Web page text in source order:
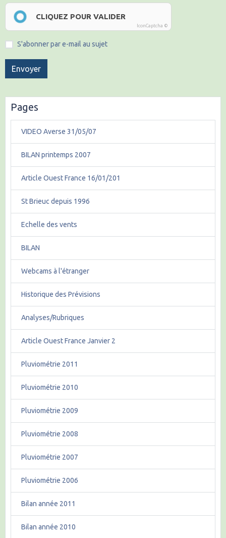
CLIQUEZ POUR VALIDER
IconCaptcha ©
S'abonner par e-mail au sujet
Envoyer
Pages
VIDEO Averse 31/05/07
BILAN printemps 2007
Article Ouest France 16/01/201
St Brieuc depuis 1996
Echelle des vents
BILAN
Webcams à l'étranger
Historique des Prévisions
Analyses/Rubriques
Article Ouest France Janvier 2
Pluviométrie 2011
Pluviométrie 2010
Pluviométrie 2009
Pluviométrie 2008
Pluviométrie 2007
Pluviométrie 2006
Bilan année 2011
Bilan année 2010